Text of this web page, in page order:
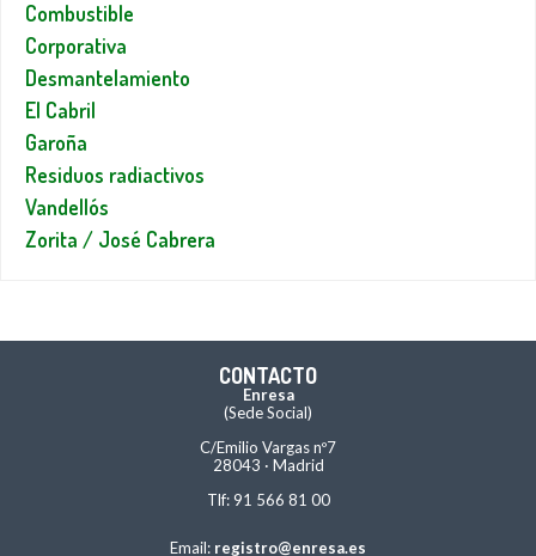
Combustible
Corporativa
Desmantelamiento
El Cabril
Garoña
Residuos radiactivos
Vandellós
Zorita / José Cabrera
CONTACTO
Enresa
(Sede Social)
C/Emilio Vargas nº7
28043 · Madrid
Tlf: 91 566 81 00
Email: registro@enresa.es